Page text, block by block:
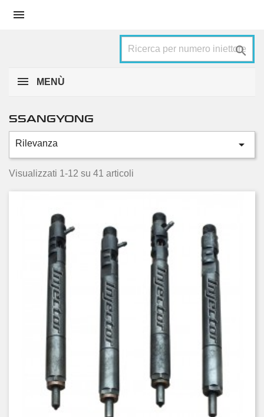


MENÙ
Actyon
10
Rexton
Rodius
6
Tivoli
1
Condizione
10 31
SSANGYONG
Rilevanza 
Visualizzati 1-12 su 41 articoli